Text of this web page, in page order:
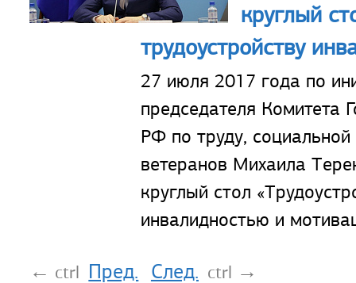
круглый
трудоустройству
27 июля 2017 года по
председателя Комитета
РФ по труду,
ветеранов Михаила
круглый стол
инвалидностью и
← ctrl Пред. След. ctrl →